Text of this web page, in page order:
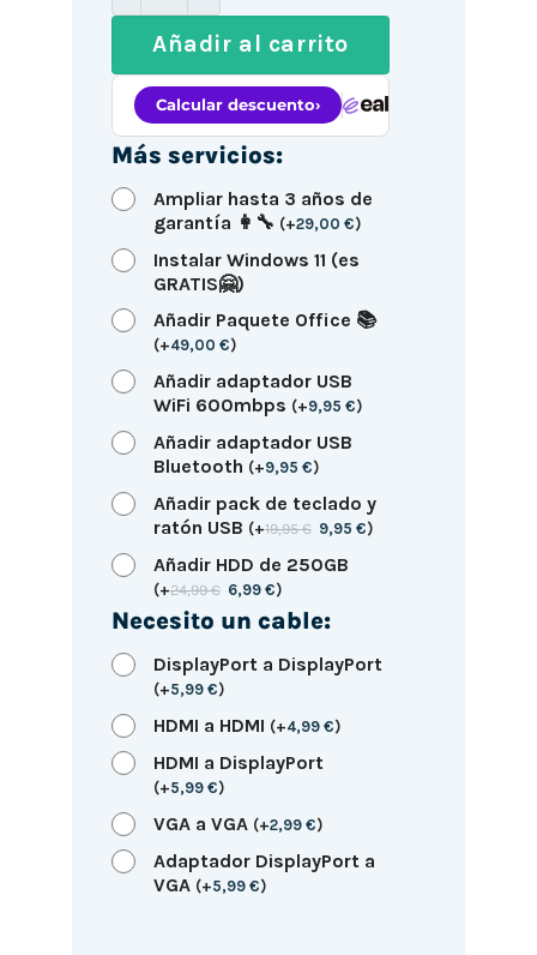
Añadir al carrito
Más servicios:
Ampliar hasta 3 años de
garantía 👩‍🔧 (+29,00 €)
Instalar Windows 11 (es
GRATIS🤗)
Añadir Paquete Office 📚
(+49,00 €)
Añadir adaptador USB
WiFi 600mbps (+9,95 €)
Añadir adaptador USB
Bluetooth (+9,95 €)
Añadir pack de teclado y
ratón USB (+19,95€ 9,95€)
Añadir HDD de 250GB
(+24,99€ 6,99€)
Necesito un cable:
DisplayPort a DisplayPort
(+5,99 €)
HDMI a HDMI (+4,99 €)
HDMI a DisplayPort
(+5,99 €)
VGA a VGA (+2,99 €)
Adaptador DisplayPort a
VGA (+5,99 €)